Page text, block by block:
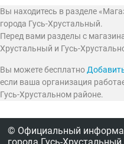
Вы находитесь в разделе
города Гусь-Хрустальный.
Перед вами разделы с
Хрустальный и Гусь-
Вы можете бесплатно
если ваша организация
Гусь-Хрустальном районе.
© Официальный